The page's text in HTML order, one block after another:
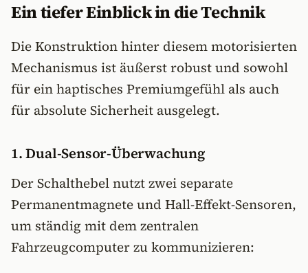
Ein tiefer Einblick in die Technik
Die Konstruktion hinter diesem motorisierten
Mechanismus ist äußerst robust und sowohl
für ein haptisches Premiumgefühl als auch
für absolute Sicherheit ausgelegt.
1. Dual-Sensor-Überwachung
Der Schalthebel nutzt zwei separate
Permanentmagnete und Hall-Effekt-Sensoren,
um ständig mit dem zentralen
Fahrzeugcomputer zu kommunizieren: